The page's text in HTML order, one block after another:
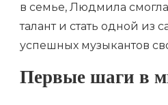
в семье, Людмила
талант и стать одной из
успешных музыкантов
Первые шаги в